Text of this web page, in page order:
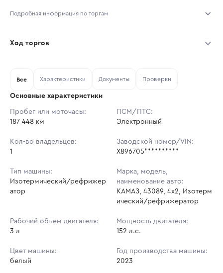
Подробная информация по торгам
Тип аукциона: Открытые торги
Шаг торгов: 20 900 ₽
Кол-во ставок:
Ход торгов
Ставок не найдено
в аукционах
Все Характеристики Документы Проверки
Основные характеристики
Пробег или моточасы:
187 448 км
ПСМ/ПТС:
Электронный
Кол-во владельцев:
1
Заводской номер/VIN:
X896705**********
Тип машины:
Изотермический/рефрижер
атор
Марка, модель,
наименование авто:
КАМАЗ, 43089, 4x2, Изотерм
ический/рефрижератор
Рабочий объем двигателя:
3 л
Мощность двигателя:
152 л.с.
Цвет машины:
белый
Год производства машины:
2023